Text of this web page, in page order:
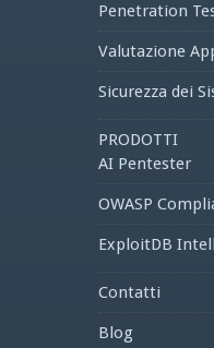
Penetration
Valutazione
Sicurezza dei
PRODOTTI
AI Pentester
OWASP
ExploitDB
Contatti
Blog